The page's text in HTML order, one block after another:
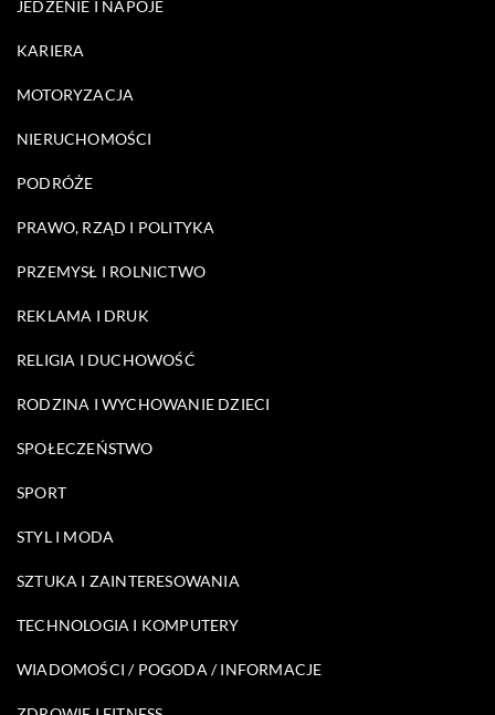
JEDZENIE I NAPOJE
KARIERA
MOTORYZACJA
NIERUCHOMOŚCI
PODRÓŻE
PRAWO, RZĄD I POLITYKA
PRZEMYSŁ I ROLNICTWO
REKLAMA I DRUK
RELIGIA I DUCHOWOŚĆ
RODZINA I WYCHOWANIE DZIECI
SPOŁECZEŃSTWO
SPORT
STYL I MODA
SZTUKA I ZAINTERESOWANIA
TECHNOLOGIA I KOMPUTERY
WIADOMOŚCI / POGODA / INFORMACJE